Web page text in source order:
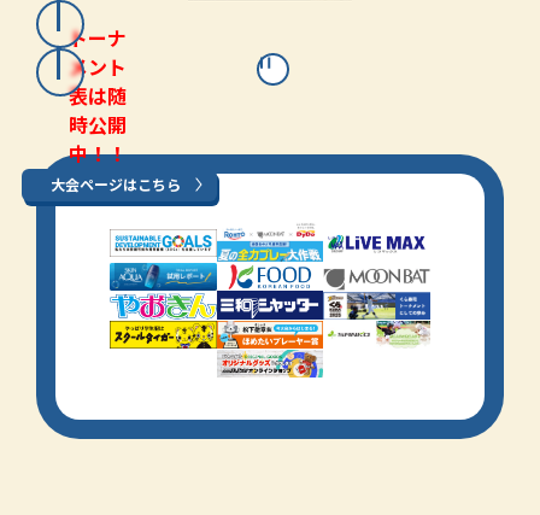
トーナ
メント
表は随
時公開
中！！
大会ページはこちら